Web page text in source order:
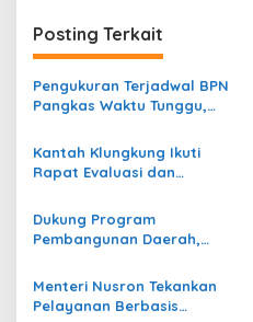
a
s
i
o
Posting Terkait
Pengukuran Terjadwal BPN
Pangkas Waktu Tunggu,
Layanan Pertanahan Lebih
Pasti
Kantah Klungkung Ikuti
Rapat Evaluasi dan
Dukung Program
Pembangunan Daerah,
Pemkab Perkuat Koordinasi
Menteri Nusron Tekankan
Pelayanan Berbasis